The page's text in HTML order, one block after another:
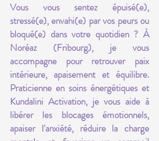
Vous vous sentez épuisé(e),
stressé(e), envahi(e) par vos peurs ou
bloqué(e) dans votre quotidien ? À
Noréaz (Fribourg), je vous
accompagne pour retrouver paix
intérieure, apaisement et équilibre.
Praticienne en soins énergétiques et
Kundalini Activation, je vous aide à
libérer les blocages émotionnels,
apaiser l'anxiété, réduire la charge